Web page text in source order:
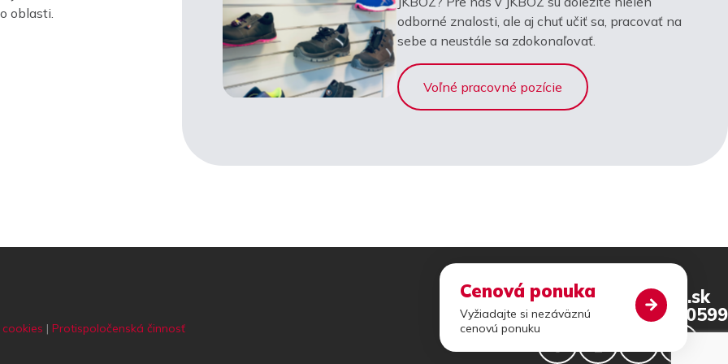
Cenová ponuka
Vyžiadajte si nezáväznú
cenovú ponuku
oblasti.
odborné znalosti, ale aj chuť učiť sa, pracovať na
sebe a neustále sa zdokonaľovať.
Voľné pracovné pozície
| Protispoločenská činnosť
jkboz@jkboz.sk
+421 46 540 0599